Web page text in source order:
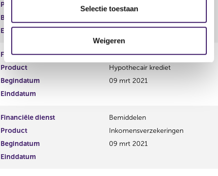
e
c
t
e
Selectie toestaan
Weigeren
Product
Elektronisch geld
Begindatum
Einddatum
Financiële dienst
Bemiddelen
Product
Hypothecair krediet
Begindatum
09 mrt 2021
Einddatum
Financiële dienst
Bemiddelen
Product
Inkomensverzekeringen
Begindatum
09 mrt 2021
Einddatum